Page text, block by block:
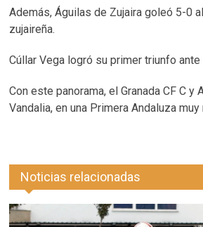
Además, Águilas de Zujaira goleó 5-0
zujaireña.
Cúllar Vega logró su primer triunfo
Con este panorama, el Granada CF C
Vandalia, en una Primera Andaluza
Noticias relacionadas